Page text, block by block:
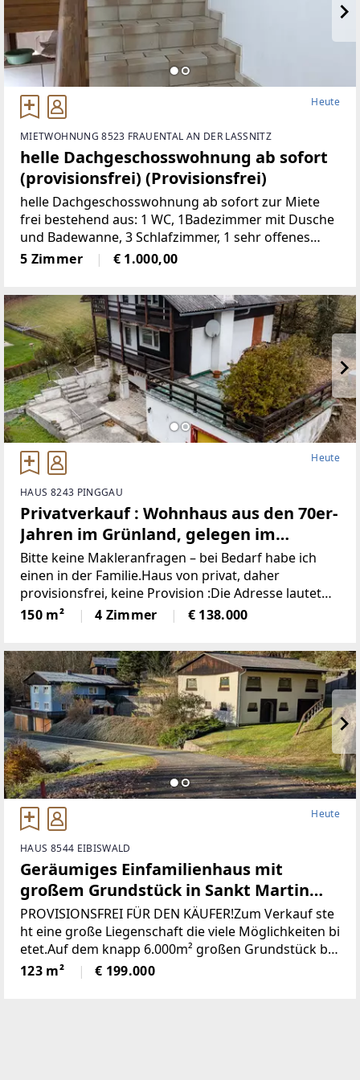
Heute
MIETWOHNUNG 8523 FRAUENTAL AN DER LASSNITZ
helle Dachgeschosswohnung ab sofort
(provisionsfrei) (Provisionsfrei)
helle Dachgeschosswohnung ab sofort zur Miete
frei bestehend aus: 1 WC, 1Badezimmer mit Dusche
und Badewanne, 3 Schlafzimmer, 1 sehr offenes
Wohnzimmermit Balkon und Kachelofen, 1 voll
möbelierte Küche, 1 Abstellraum,
5 Zimmer € 1.000,00
Heute
HAUS 8243 PINGGAU
Privatverkauf : Wohnhaus aus den 70er-
Jahren im Grünland, gelegen im
idyllischen Wechselgebiet
(Provisionsfrei)
Bitte keine Makleranfragen – bei Bedarf habe ich
einen in der Familie.Haus von privat, daher
provisionsfrei, keine Provision :Die Adresse lautet
“8243 Pinggau, Wiesenhöf 43“. Achtung : in
manchen Navis(auch
150 m² 4 Zimmer € 138.000
Heute
HAUS 8544 EIBISWALD
Geräumiges Einfamilienhaus mit
großem Grundstück in Sankt Martin
(Provisionsfrei)
PROVISIONSFREI FÜR DEN KÄUFER!Zum Verkauf ste
ht eine große Liegenschaft die viele Möglichkeiten bi
etet.Auf dem knapp 6.000m² großen Grundstück be
findet sich ein Wohngebäude bestehend aus derzeit
zwei getrennten Wohnungen, einem großen zweist
123 m² € 199.000